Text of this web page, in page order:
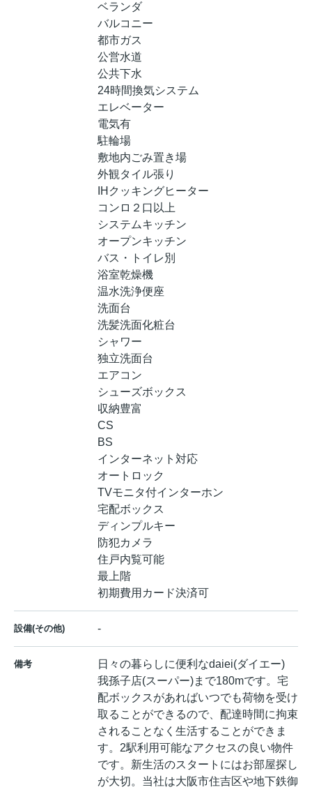
ベランダ
バルコニー
都市ガス
公営水道
公共下水
24時間換気システム
エレベーター
電気有
駐輪場
敷地内ごみ置き場
外観タイル張り
IHクッキングヒーター
コンロ２口以上
システムキッチン
オープンキッチン
バス・トイレ別
浴室乾燥機
温水洗浄便座
洗面台
洗髪洗面化粧台
シャワー
独立洗面台
エアコン
シューズボックス
収納豊富
CS
BS
インターネット対応
オートロック
TVモニタ付インターホン
宅配ボックス
ディンプルキー
防犯カメラ
住戸内覧可能
最上階
初期費用カード決済可
設備(その他) -
備考
日々の暮らしに便利なdaiei(ダイエー)
我孫子店(スーパー)まで180mです。宅
配ボックスがあればいつでも荷物を受け
取ることができるので、配達時間に拘束
されることなく生活することができま
す。2駅利用可能なアクセスの良い物件
です。新生活のスタートにはお部屋探し
が大切。当社は大阪市住吉区や地下鉄御